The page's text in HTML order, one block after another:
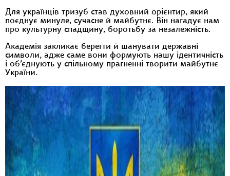
Для українців тризуб став духовний орієнтир, який
поєднує минуле, сучасне й майбутнє. Він нагадує нам
про культурну спадщину, боротьбу за незалежність.
Академія закликає берегти й шанувати державні
символи, адже саме вони формують нашу ідентичність
і об’єднують у спільному прагненні творити майбутнє
України.